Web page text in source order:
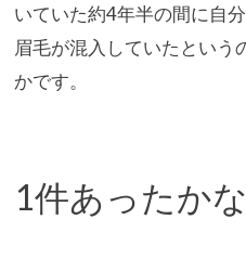
いていた約4年半の間に自
眉毛が混入していたという
かです。
1件あったか